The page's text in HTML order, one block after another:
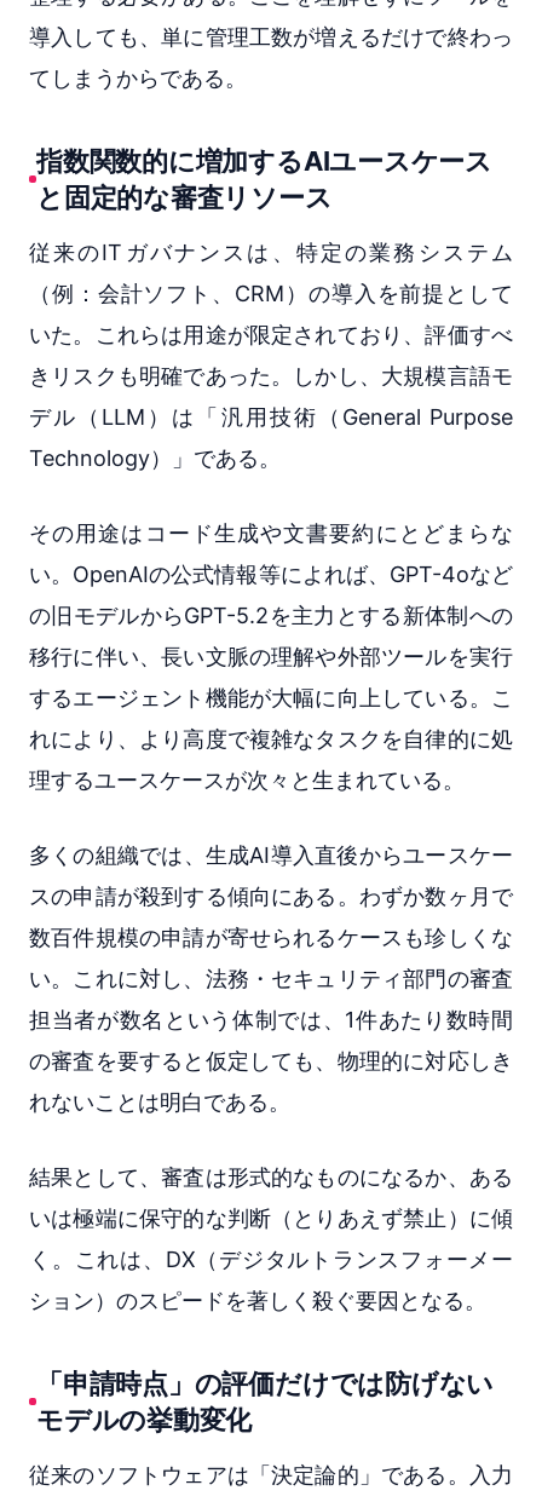
導入しても、単に管理工数が増えるだけで終わっ
てしまうからである。
指数関数的に増加するAIユースケース
と固定的な審査リソース
従来のITガバナンスは、特定の業務システム
（例：会計ソフト、CRM）の導入を前提として
いた。これらは用途が限定されており、評価すべ
きリスクも明確であった。しかし、大規模言語モ
デル（LLM）は「汎用技術（General Purpose
Technology）」である。
その用途はコード生成や文書要約にとどまらな
い。OpenAIの公式情報等によれば、GPT-4oなど
の旧モデルからGPT-5.2を主力とする新体制への
移行に伴い、長い文脈の理解や外部ツールを実行
するエージェント機能が大幅に向上している。こ
れにより、より高度で複雑なタスクを自律的に処
理するユースケースが次々と生まれている。
多くの組織では、生成AI導入直後からユースケー
スの申請が殺到する傾向にある。わずか数ヶ月で
数百件規模の申請が寄せられるケースも珍しくな
い。これに対し、法務・セキュリティ部門の審査
担当者が数名という体制では、1件あたり数時間
の審査を要すると仮定しても、物理的に対応しき
れないことは明白である。
結果として、審査は形式的なものになるか、ある
いは極端に保守的な判断（とりあえず禁止）に傾
く。これは、DX（デジタルトランスフォーメー
ション）のスピードを著しく殺ぐ要因となる。
「申請時点」の評価だけでは防げない
モデルの挙動変化
従来のソフトウェアは「決定論的」である。入力